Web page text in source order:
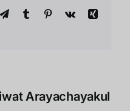
TelegramTumblr Pinterest
Vk
Xing
Arayachayakul